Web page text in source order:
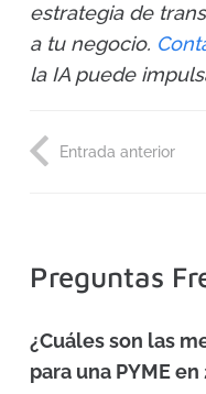
estrategia de
a tu negocio.
la IA puede
Entrada anterior
Preguntas
¿Cuáles son las
para una PYME en